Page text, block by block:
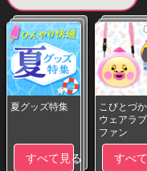
夏グッズ特集
すべて見る
こびとづ
ウェアラ
ファン
すべ